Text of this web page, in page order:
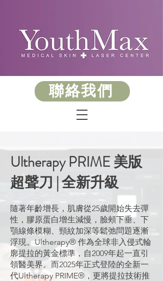
聯絡我們
Ultherapy PRIME 美版
超聲刀 | 全新升級
隨著年齡增長，肌膚從25歲開始失去彈
性，膠原蛋白增生減慢，臉頰下垂、下
顎線條模糊、頸紋加深等鬆弛問題逐漸
浮現。Ultherapy® 作為全球非入侵式輪
廓提拉的黃金標準，自2009年起一直引
領醫美界。而2025年正式登陸的全新一
代Ultherapy PRIME®，更將提拉技術推